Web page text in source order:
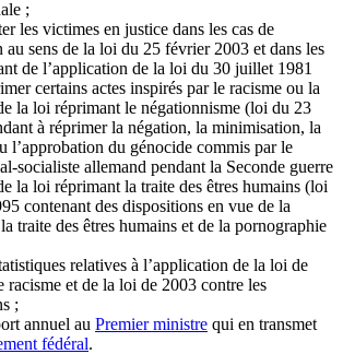
;
les victimes en justice dans les cas de
sens de la loi du 25 février 2003 et dans les
de l’application de la loi du 30 juillet 1981
certains actes inspirés par le racisme ou la
la loi réprimant le négationnisme (loi du 23
à réprimer la négation, la minimisation, la
l’approbation du génocide commis par le
socialiste allemand pendant la Seconde guerre
la loi réprimant la traite des êtres humains (loi
contenant des dispositions en vue de la
traite des êtres humains et de la pornographie
relatives à l’application de la loi de
racisme et de la loi de 2003 contre les
;
annuel au Premier ministre qui en transmet
fédéral.